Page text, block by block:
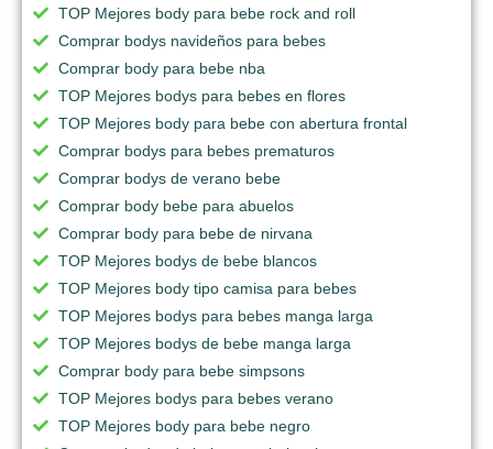
TOP Mejores body para bebe rock and roll
Comprar bodys navideños para bebes
Comprar body para bebe nba
TOP Mejores bodys para bebes en flores
TOP Mejores body para bebe con abertura frontal
Comprar bodys para bebes prematuros
Comprar bodys de verano bebe
Comprar body bebe para abuelos
Comprar body para bebe de nirvana
TOP Mejores bodys de bebe blancos
TOP Mejores body tipo camisa para bebes
TOP Mejores bodys para bebes manga larga
TOP Mejores bodys de bebe manga larga
Comprar body para bebe simpsons
TOP Mejores bodys para bebes verano
TOP Mejores body para bebe negro